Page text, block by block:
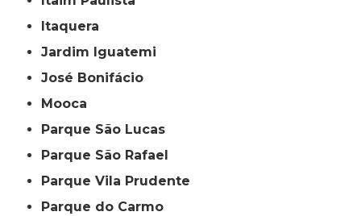
Itaquera
Jardim Iguatemi
José Bonifácio
Mooca
Parque São Lucas
Parque São Rafael
Parque Vila Prudente
Parque do Carmo